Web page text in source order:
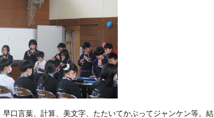
口言葉、計算、美文字、たたいてかぶってジャンケン等。結